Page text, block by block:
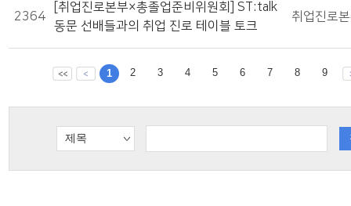
2364
[취업진로본부×총졸업준비위원회] ST:talk
동문 선배들과의 취업 진로 테이블 토크
취업진로
1 2 3 4 5 6 7 8 9